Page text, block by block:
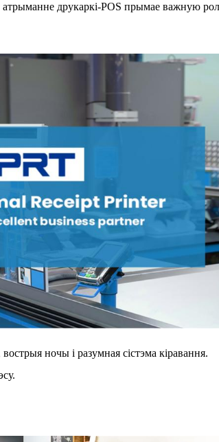
атрыманне друкаркі-POS прымае важную
ночы і разумная сістэма кіравання.